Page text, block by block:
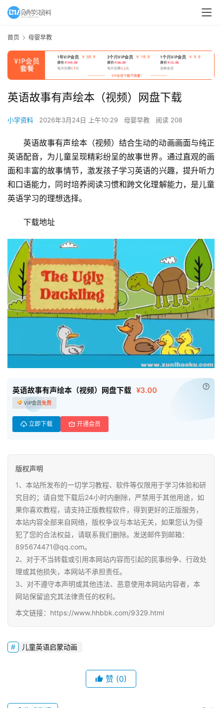
首
婴
早
教
程
源
初
中
资
料
资
料
体
注册
首页 母婴早教
英语故事有声绘本（视频）网盘下载
小学资料 2026年3月24日 上午10:29 母婴早教 阅读 208
英语故事有声绘本（视频）结合生动的动画画面与纯正
英语配音，为儿童呈现精彩纷呈的故事世界。通过直观的画
面和丰富的故事情节，激发孩子学习英语的兴趣，提升听力
和口语能力，同时培养阅读习惯和跨文化理解能力，是儿童
英语学习的理想选择。
下载地址
英语故事有声绘本（视频）网盘下载 ¥3.00
VIP会员免费
立即下载 开通会员
版权声明
1、本站所发布的一切学习教程、软件等仅限用于学习体验和研
究目的；请自觉下载后24小时内删除，严禁用于其他用途，如
果你喜欢教程，请支持正版教程软件，得到更好的正版服务，
本站内容全部来自网络，版权争议与本站无关，如果您认为侵
犯了您的合法权益，请联系我们删除。发送邮件到邮箱：
895674471@qq.com。
2、对于不当转载或引用本网站内容而引起的民事纷争、行政处
理或其他损失，本网站不承担责任。
3、对不遵守本声明或其他违法、恶意使用本网站内容者，本
网站保留追究其法律责任的权利。
本文链接：https://www.hhbbk.com/9329.html
儿童英语启蒙动画
赞 (0)